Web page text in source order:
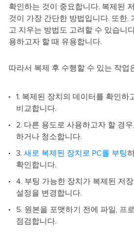
확인하는 것이 중요합니다. 복제된
것이 가장 간단한 방법입니다. 또한,
고 지우는 방법도 고려할 수 있습니
용하고자 할 때 유용합니다.
따라서 복제 후 수행할 수 있는 작업
1. 복제된 장치의 데이터를 확인하
비교합니다.
2. 다른 용도로 사용하고자 할 경
하거나 청소합니다.
3. 새로 복제된 장치로 PC를 부팅
확인합니다.
4. 부팅 가능한 장치가 복제된 저
설정을 변경합니다.
5. 원본을 포맷하기 전에 파일, 프
점검합니다.